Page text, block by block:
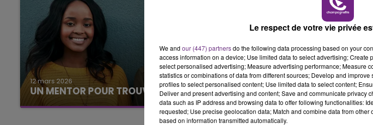
12 mars 2026
UN MENTOR POUR TROUVER SA VOIE.
8 mars 2026
TROIS JEUNES HOMMES
DANS UN ACCIDENT DE
Le respect de votre vie privée
We and our (447) partnersdo the following data processing based on your
access information on a device; Use limited data to select advertising;
select personalised advertising; Measure advertising performance; Measure
statistics or combinations of data from different sources; Develop and
profiles to select personalised content; Use limited data to select content;
Deliver and present advertising and content; Save and communicate privacy
data such as IP address and browsing data to offer following functionalities:
requested; Use precise geolocation data; Match and combine data from
based on information transmitted automatically.